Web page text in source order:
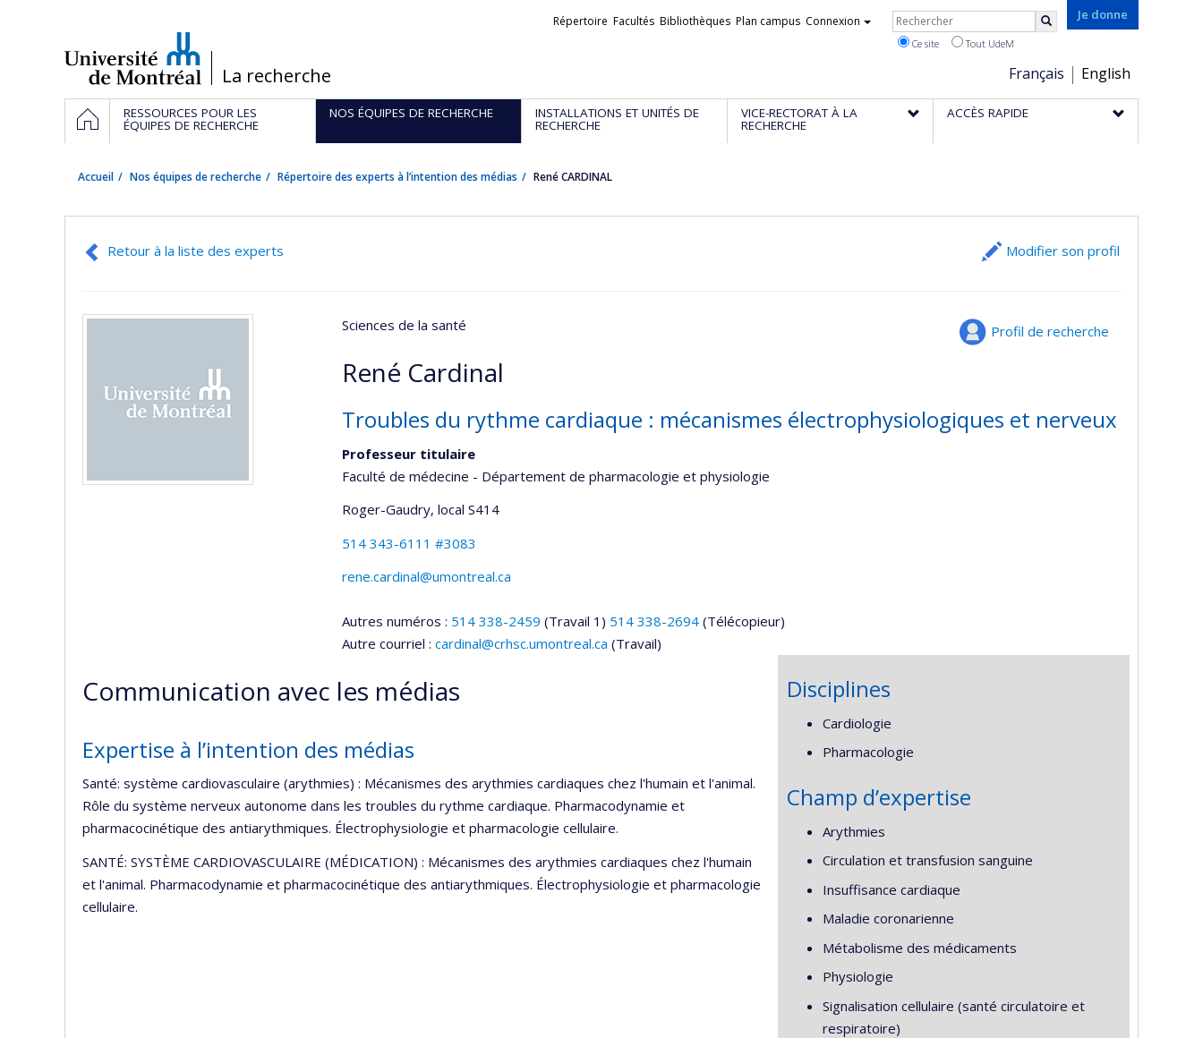
/La recherche
Je donne
Choix
de
la
Français English
Liens
Répertoire Facultés Bibliothèques Plan campus Connexion Rechercher
Ce site Tout UdeM
Navigation
principale
ACCUEILRESSOURCES POUR LES
ÉQUIPES DE RECHERCHE
NOS ÉQUIPES DE RECHERCHE INSTALLATIONS ET UNITÉS DE
RECHERCHE
VICE-RECTORAT À LA
RECHERCHE
ACCÈS RAPIDE
Accueil Nos équipes de recherche Répertoire des experts à l’intention des médias René CARDINAL
Retour à la liste des experts Modifier son profil
Profil de recherche
Sciences de la santé
René Cardinal
Troubles du rythme cardiaque : mécanismes électrophysiologiques et nerveux
Professeur titulaire
Faculté de médecine - Département de pharmacologie et physiologie
Roger-Gaudry, local S414
514 343-6111 #3083
rene.cardinal@umontreal.ca
Autres numéros : 514 338-2459 (Travail 1) 514 338-2694 (Télécopieur)
Autre courriel : cardinal@crhsc.umontreal.ca (Travail)
Communication avec les médias
Expertise à l’intention des médias
Santé: système cardiovasculaire (arythmies) : Mécanismes des arythmies cardiaques chez l'humain et l'animal.
Rôle du système nerveux autonome dans les troubles du rythme cardiaque. Pharmacodynamie et
pharmacocinétique des antiarythmiques. Électrophysiologie et pharmacologie cellulaire.
SANTÉ: SYSTÈME CARDIOVASCULAIRE (MÉDICATION) : Mécanismes des arythmies cardiaques chez l'humain
et l'animal. Pharmacodynamie et pharmacocinétique des antiarythmiques. Électrophysiologie et pharmacologie
cellulaire.
Disciplines
Cardiologie
Pharmacologie
Champ d’expertise
Arythmies
Circulation et transfusion sanguine
Insuffisance cardiaque
Maladie coronarienne
Métabolisme des médicaments
Physiologie
Signalisation cellulaire (santé circulatoire et
respiratoire)